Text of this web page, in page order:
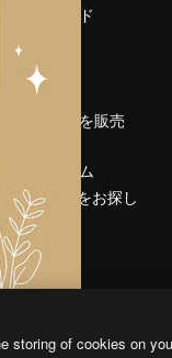
検索トレンド
ブログ
イベント
Slidesgo
コンテンツを販売
プレスルーム
magnific.aiをお探し
ですか？
storing of cookies on